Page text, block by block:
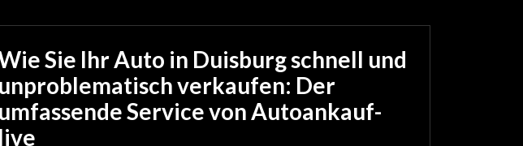
Sie Ihr Auto in Duisburg schnell und
unproblematisch verkaufen: Der
umfassende Service von Autoankauf-
live